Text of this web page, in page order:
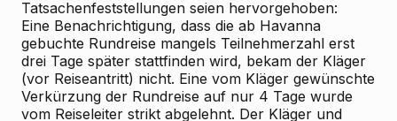
Tatsachenfeststellungen seien hervorgehoben:
Eine Benachrichtigung, dass die ab Havanna
gebuchte Rundreise mangels Teilnehmerzahl erst
drei Tage später stattfinden wird, bekam der Kläger
(vor Reiseantritt) nicht. Eine vom Kläger gewünschte
Verkürzung der Rundreise auf nur 4 Tage wurde
vom Reiseleiter strikt abgelehnt. Der Kläger und